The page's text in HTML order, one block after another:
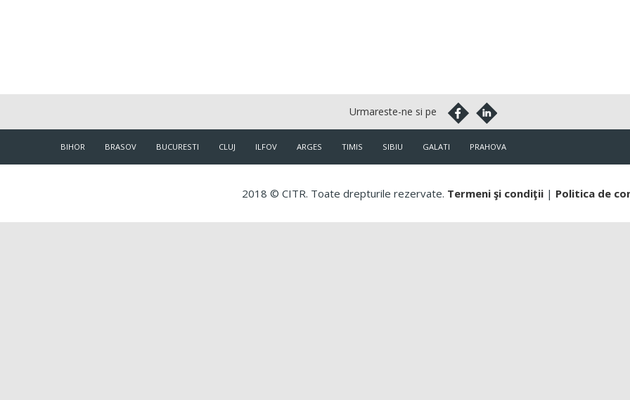
BIHOR BRASOV BUCURESTI CLUJ ILFOV ARGES TIMIS SIBIU GALATI PRAHOVA
2018 © CITR. Toate drepturile rezervate. Termeni şi condiţii | Politica de